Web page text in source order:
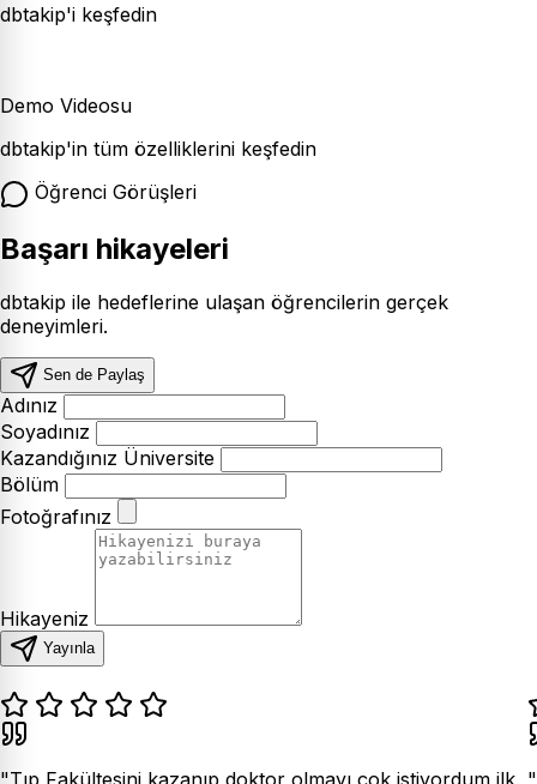
dbtakip'i keşfedin
Demo Videosu
dbtakip'in tüm özelliklerini keşfedin
Öğrenci Görüşleri
Başarı hikayeleri
dbtakip ile hedeflerine ulaşan öğrencilerin gerçek
deneyimleri.
Sen de Paylaş
Adınız
Soyadınız
Kazandığınız Üniversite
Bölüm
Fotoğrafınız
Hikayeniz
Yayınla